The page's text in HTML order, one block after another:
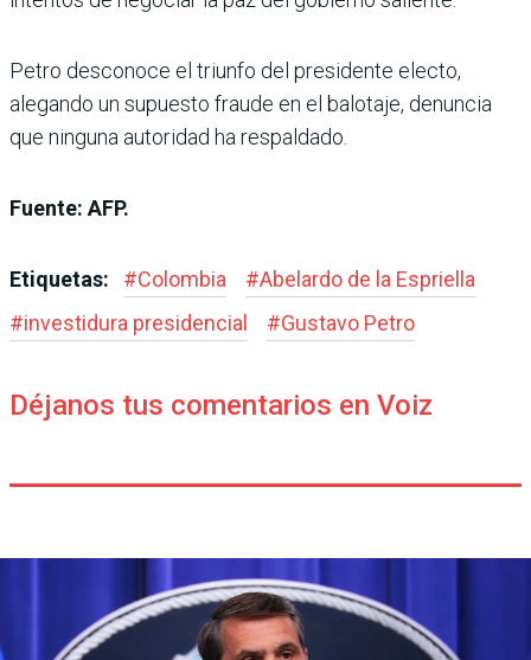
Petro desconoce el triunfo del presidente electo,
alegando un supuesto fraude en el balotaje, denuncia
que ninguna autoridad ha respaldado.
Fuente: AFP.
Etiquetas: #Colombia #Abelardo de la Espriella
#investidura presidencial #Gustavo Petro
Déjanos tus comentarios en Voiz